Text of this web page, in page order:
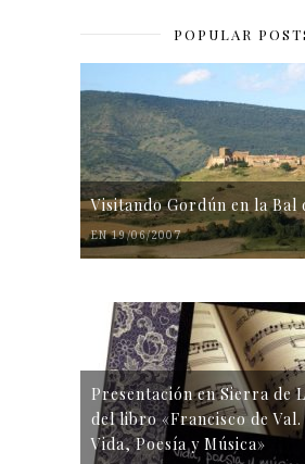
POPULAR
Visitando Gordún en la Bal
EN 19/06/2007
Presentación en Sierra de
del libro «Francisco de Val.
Vida, Poesía y Música»